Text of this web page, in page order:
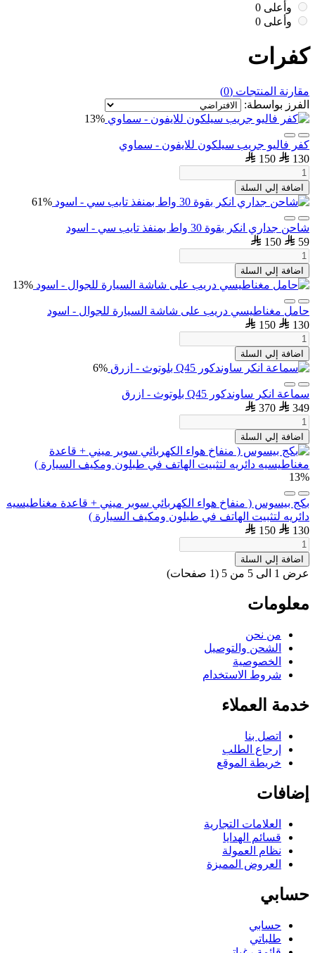
وأعلى 0
وأعلى 0
كفرات
مقارنة المنتجات (0)
الفرز بواسطة:
13%
كفر فاليو جريب سيلكون للايفون - سماوي
130
150
اضافة إلي السلة
61%
شاحن جداري انكر بقوة 30 واط بمنفذ تايب سي - اسود
59
150
اضافة إلي السلة
13%
حامل مغناطيسي دريب على شاشة السيارة للجوال - اسود
130
150
اضافة إلي السلة
6%
سماعة انكر ساوندكور Q45 بلوتوث - ازرق
349
370
اضافة إلي السلة
13%
بكج بيسوس ( منفاخ هواء الكهربائي سوبر ميني + قاعدة مغناطيسيه
دائريه لتثبيت الهاتف في طبلون ومكيف السيارة )
130
150
اضافة إلي السلة
عرض 1 الى 5 من 5 (1 صفحات)
معلومات
من نحن
الشحن والتوصيل
الخصوصية
شروط الاستخدام
خدمة العملاء
اتصل بنا
إرجاع الطلب
خريطة الموقع
إضافات
العلامات التجارية
قسائم الهدايا
نظام العمولة
العروض المميزة
حسابي
حسابي
طلباتي